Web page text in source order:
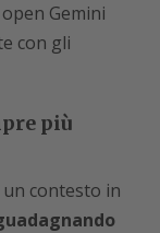
Gemini
con gli
più
un contesto in